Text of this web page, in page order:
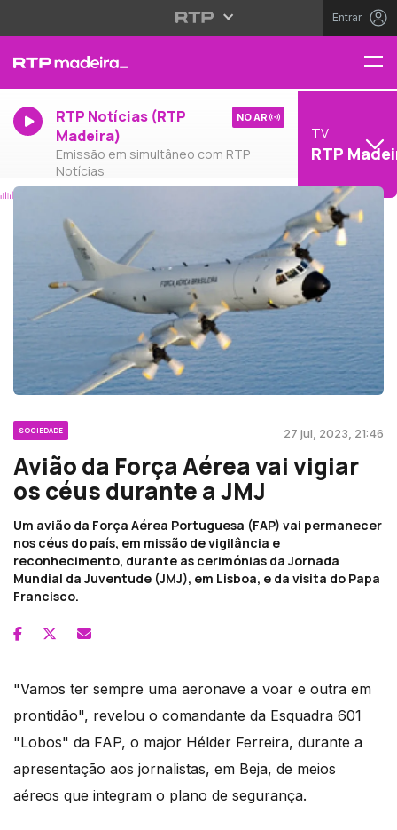
Entrar
RTP Notícias (RTP
Madeira)
Emissão em simultâneo com RTP
Notícias
NO AR
TV
RTP
SOCIEDADE 27 jul, 2023, 21:46
Avião da Força Aérea vai vigiar
os céus durante a JMJ
Um avião da Força Aérea Portuguesa (FAP) vai permanecer
nos céus do país, em missão de vigilância e
reconhecimento, durante as cerimónias da Jornada
Mundial da Juventude (JMJ), em Lisboa, e da visita do Papa
Francisco.
"Vamos ter sempre uma aeronave a voar e outra em
prontidão", revelou o comandante da Esquadra 601
"Lobos" da FAP, o major Hélder Ferreira, durante a
apresentação aos jornalistas, em Beja, de meios
aéreos que integram o plano de segurança.